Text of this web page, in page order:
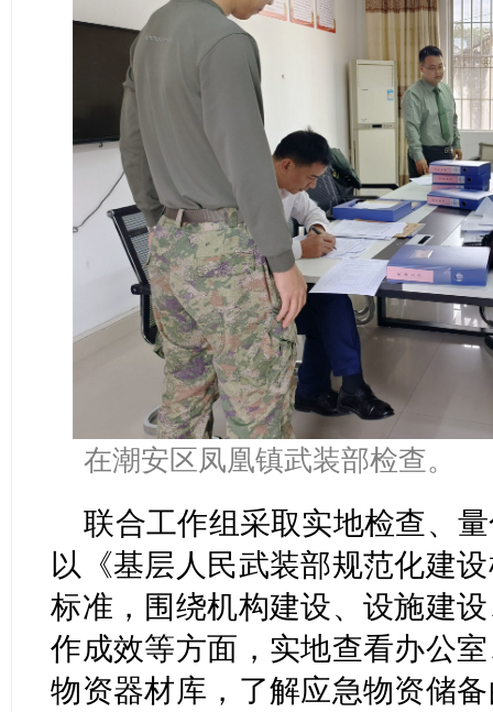
在潮安区凤凰镇武装部检查。
联合工作组采取实地检查、
以《基层人民武装部规范化建
标准，围绕机构建设、设施建
作成效等方面，实地查看办公
物资器材库，了解应急物资储